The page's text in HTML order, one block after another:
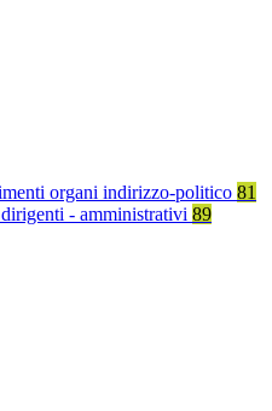
organi indirizzo-politico 81
- amministrativi 89